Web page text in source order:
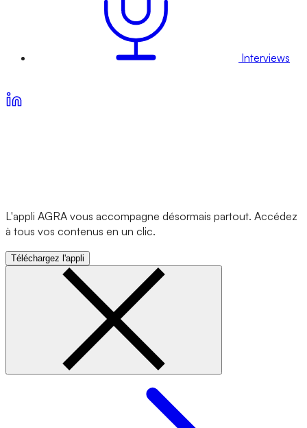
Interviews
L'appli AGRA vous accompagne désormais partout. Accédez
à tous vos contenus en un clic.
Téléchargez l'appli